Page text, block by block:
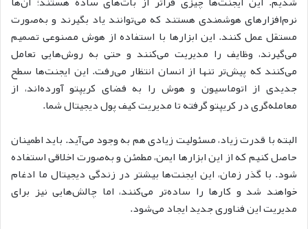
نرم‌افزارهای هوشمندی هستند که می‌توانند یاد بگیرند و به‌صورت
مستقل عمل کنند. این ابزارها با استفاده از هوش مصنوعی تصمیم
می‌گیرند، وظایف را مدیریت می‌کنند و حتی به روش‌هایی تعامل
می‌کنند که پیش‌تر تنها از انسان انتظار می‌رفت. این ایجنت‌ها سطح
جدیدی از اتوماسیون و هوش را به فضای کریپتو آورده‌اند، از
معامله‌گری در کریپتو گرفته تا مدیریت کیف پول دیجیتال شما.
البته با قدرت زیاد، مسئولیت زیادی هم به وجود می‌آید. باید اطمینان
حاصل کنیم که از این ابزارها ایمن، مطمئن و به‌صورت اخلاقی استفاده
شود. با گذر زمان، این ایجنت‌ها بیشتر در زندگی دیجیتال ما ادغام
خواهند شد و کارها را ساده‌تر می‌کنند، اما چالش‌هایی نیز برای
مدیریت این فناوری جدید ایجاد می‌شود.